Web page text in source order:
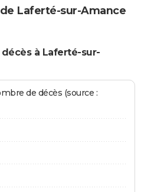
Laferté-sur-Amance
à Laferté-sur-
de décès (source :